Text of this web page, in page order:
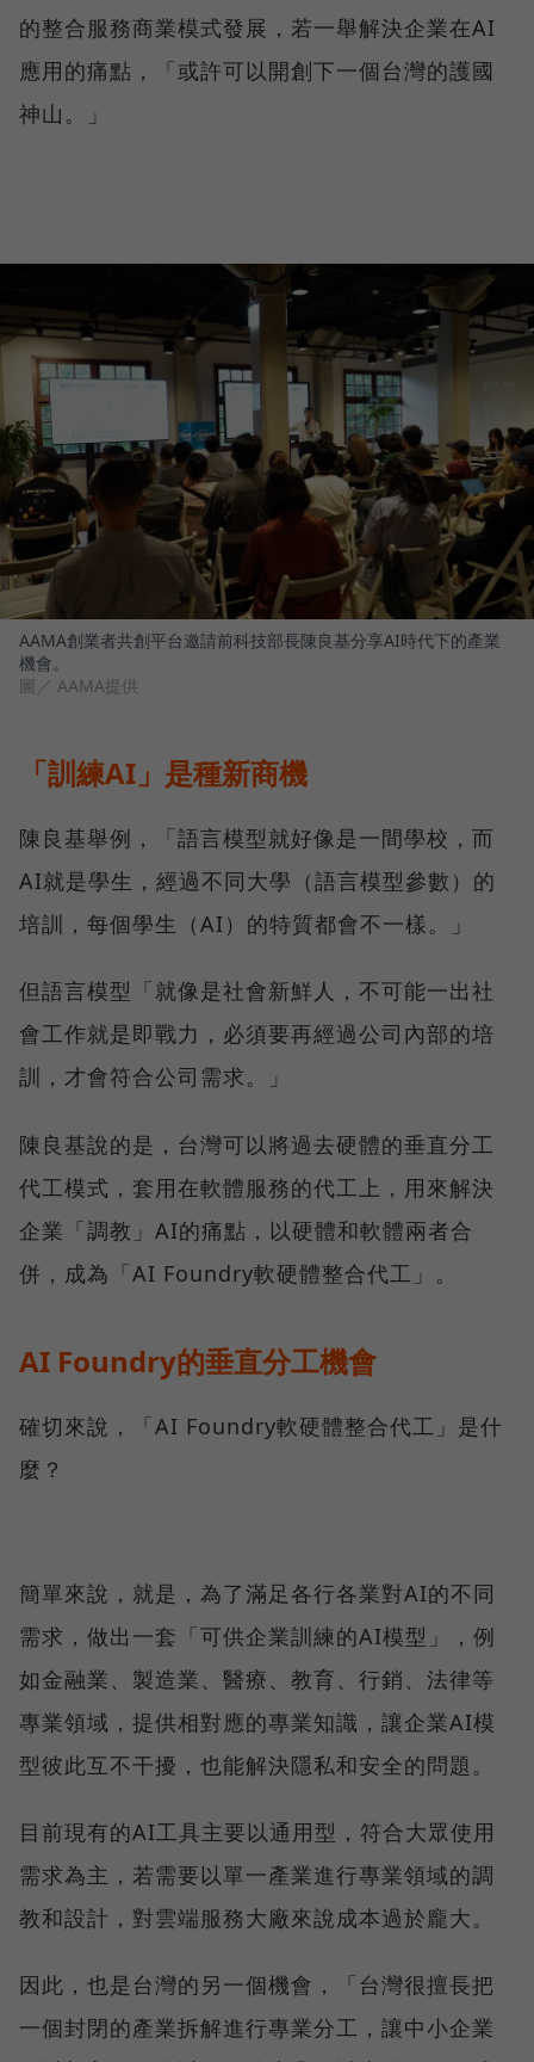
的整合服務商業模式發展，若一舉解決企業在AI
應用的痛點，「或許可以開創下一個台灣的護國
神山。」
AAMA創業者共創平台邀請前科技部長陳良基分享AI時代下的產業
機會。
圖／ AAMA提供
「訓練AI」是種新商機
陳良基舉例，「語言模型就好像是一間學校，而
AI就是學生，經過不同大學（語言模型參數）的
培訓，每個學生（AI）的特質都會不一樣。」
但語言模型「就像是社會新鮮人，不可能一出社
會工作就是即戰力，必須要再經過公司內部的培
訓，才會符合公司需求。」
陳良基說的是，台灣可以將過去硬體的垂直分工
代工模式，套用在軟體服務的代工上，用來解決
企業「調教」AI的痛點，以硬體和軟體兩者合
併，成為「AI Foundry軟硬體整合代工」。
AI Foundry的垂直分工機會
確切來說，「AI Foundry軟硬體整合代工」是什
麼？
簡單來說，就是，為了滿足各行各業對AI的不同
需求，做出一套「可供企業訓練的AI模型」，例
如金融業、製造業、醫療、教育、行銷、法律等
專業領域，提供相對應的專業知識，讓企業AI模
型彼此互不干擾，也能解決隱私和安全的問題。
目前現有的AI工具主要以通用型，符合大眾使用
需求為主，若需要以單一產業進行專業領域的調
教和設計，對雲端服務大廠來說成本過於龐大。
因此，也是台灣的另一個機會，「台灣很擅長把
一個封閉的產業拆解進行專業分工，讓中小企業